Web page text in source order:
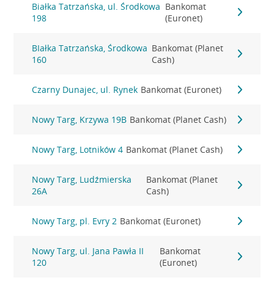
Białka Tatrzańska, ul. Środkowa
198
Bankomat
(Euronet)
BIałka Tatrzańska, Środkowa
160
Bankomat (Planet
Cash)
Czarny Dunajec, ul. Rynek Bankomat (Euronet)
Nowy Targ, Krzywa 19B Bankomat (Planet Cash)
Nowy Targ, Lotników 4 Bankomat (Planet Cash)
Nowy Targ, Ludźmierska
26A
Bankomat (Planet
Cash)
Nowy Targ, pl. Evry 2 Bankomat (Euronet)
Nowy Targ, ul. Jana Pawła II
120
Bankomat
(Euronet)